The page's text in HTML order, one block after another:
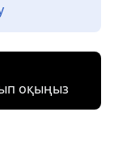
оқыңыз